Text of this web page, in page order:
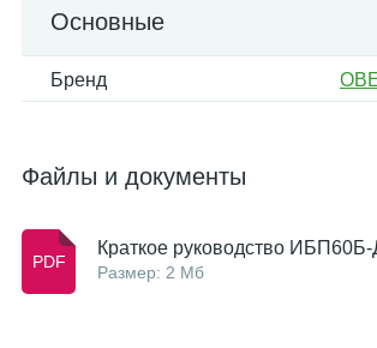
Основные
Бренд
Файлы и документы
Краткое руководство
Размер: 2 Мб